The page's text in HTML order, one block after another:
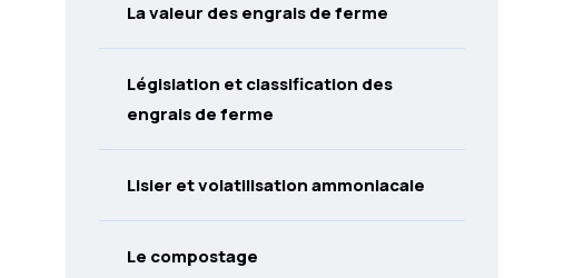
La valeur des engrais de ferme
Législation et classification des
engrais de ferme
Lisier et volatilisation ammoniacale
Le compostage